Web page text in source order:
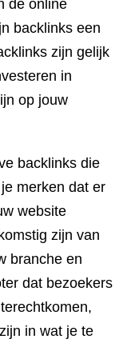
de online
backlinks een
zijn gelijk
in
op jouw
backlinks die
merken dat er
website
zijn van
branche en
dat bezoekers
in wat je te